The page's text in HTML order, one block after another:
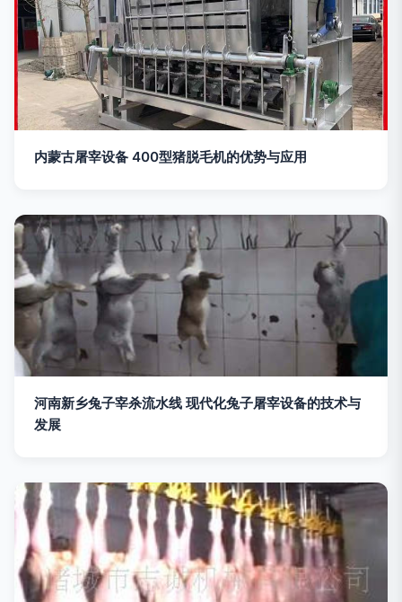
内蒙古屠宰设备 400型猪脱毛机的优势与应用
河南新乡兔子宰杀流水线 现代化兔子屠宰设备的技术与
发展